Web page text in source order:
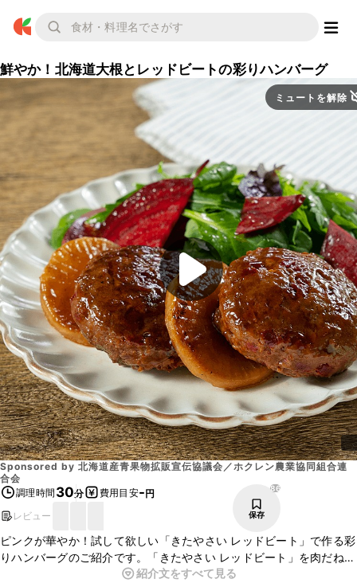
鮮やか！北海道大根とレッドビートの彩りハンバーグ
ミュートを解除
Sponsored by 北海道産青果物拡販宣伝協議会／ホクレン農業協同組合連
合会
調理時間 30分 費用目安-円
レビュー
86
保存
ピンクが華やか！試して欲しい「きたやさい レッドビート」で作る彩
りハンバーグのご紹介です。「きたやさい レッドビート」を肉だねに
練りこむことで素材の甘味が加わり、何度も食べたくなる奥深い味わ
紹介文をすべて見る